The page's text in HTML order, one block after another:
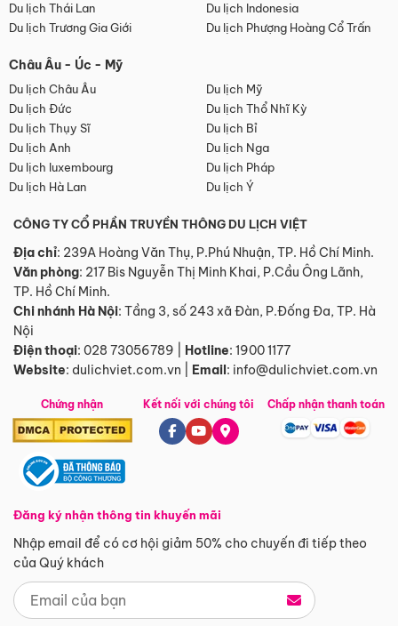
Du lịch Thái Lan
Du lịch Indonesia
Du lịch Trương Gia Giới
Du lịch Phượng Hoàng Cổ Trấn
Châu Âu - Úc - Mỹ
Du lịch Châu Âu
Du lịch Mỹ
Du lịch Đức
Du lịch Thổ Nhĩ Kỳ
Du lịch Thụy Sĩ
Du lịch Bỉ
Du lịch Anh
Du lịch Nga
Du lịch luxembourg
Du lịch Pháp
Du lịch Hà Lan
Du lịch Ý
CÔNG TY CỔ PHẦN TRUYỀN THÔNG DU LỊCH VIỆT
Địa chỉ: 239A Hoàng Văn Thụ, P.Phú Nhuận, TP. Hồ Chí Minh.
Văn phòng: 217 Bis Nguyễn Thị Minh Khai, P.Cầu Ông Lãnh,
TP. Hồ Chí Minh.
Chi nhánh Hà Nội: Tầng 3, số 243 xã Đàn, P.Đống Đa, TP. Hà
Nội
Điện thoại: 028 73056789 Hotline: 1900 1177
Website: dulichviet.com.vn Email: info@dulichviet.com.vn
Chứng nhận
Đăng ký nhận thông tin khuyến mãi
Nhập email để có cơ hội giảm 50% cho chuyến đi tiếp theo
của Quý khách
Kết nối với chúng tôi Chấp nhận thanh toán